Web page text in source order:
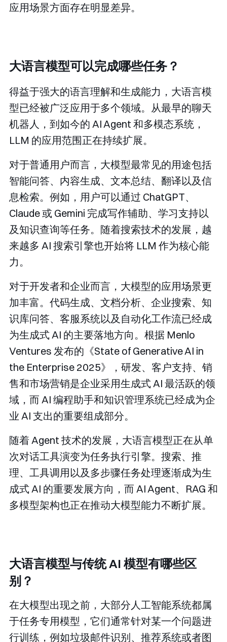
应用场景方面存在明显差异。
大语言模型可以完成哪些任务？
得益于强大的语言理解和生成能力，大语言模
型已经被广泛应用于多个领域。从最早的聊天
机器人，到如今的 AI Agent 和多模态系统，
LLM 的应用范围正在持续扩展。
对于普通用户而言，大模型最常见的用途包括
智能问答、内容生成、文本总结、翻译以及信
息检索。例如，用户可以通过 ChatGPT、
Claude 或 Gemini 完成写作辅助、学习支持以
及知识查询等任务。随着搜索技术的发展，越
来越多 AI 搜索引擎也开始将 LLM 作为核心能
力。
对于开发者和企业而言，大模型的应用场景更
加丰富。代码生成、文档分析、企业搜索、知
识库问答、客服系统以及自动化工作流已经成
为生成式 AI 的主要落地方向。根据 Menlo
Ventures 发布的《State of Generative AI in
the Enterprise 2025》，研发、客户支持、销
售和市场营销是企业采用生成式 AI 最活跃的领
域，而 AI 编程助手和知识管理系统已经成为企
业 AI 支出的重要组成部分。
随着 Agent 技术的发展，大语言模型正在从单
次对话工具演变为任务执行引擎。搜索、推
理、工具调用以及多步骤任务处理逐渐成为生
成式 AI 的重要发展方向，而 AI Agent、RAG 和
多模型架构也正在推动大模型能力不断扩展。
大语言模型与传统 AI 模型有哪些区
别？
在大模型出现之前，大部分人工智能系统都属
于任务专用模型，它们通常针对某一个问题进
行训练，例如垃圾邮件识别、推荐系统或者图